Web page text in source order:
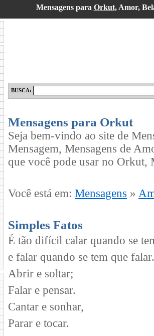
Mensagens para Orkut, Amor,
BUSCA:
Mensagens para Orkut
Seja bem-vindo ao site de
Mensagem, Mensagens de
que você pode usar no
Você está em: Mensagens »
Simples Fatos
É tão difícil calar quando se
e falar quando se tem que falar.
Abrir e soltar;
Falar e pensar.
Cantar e sonhar,
Parar e tocar.